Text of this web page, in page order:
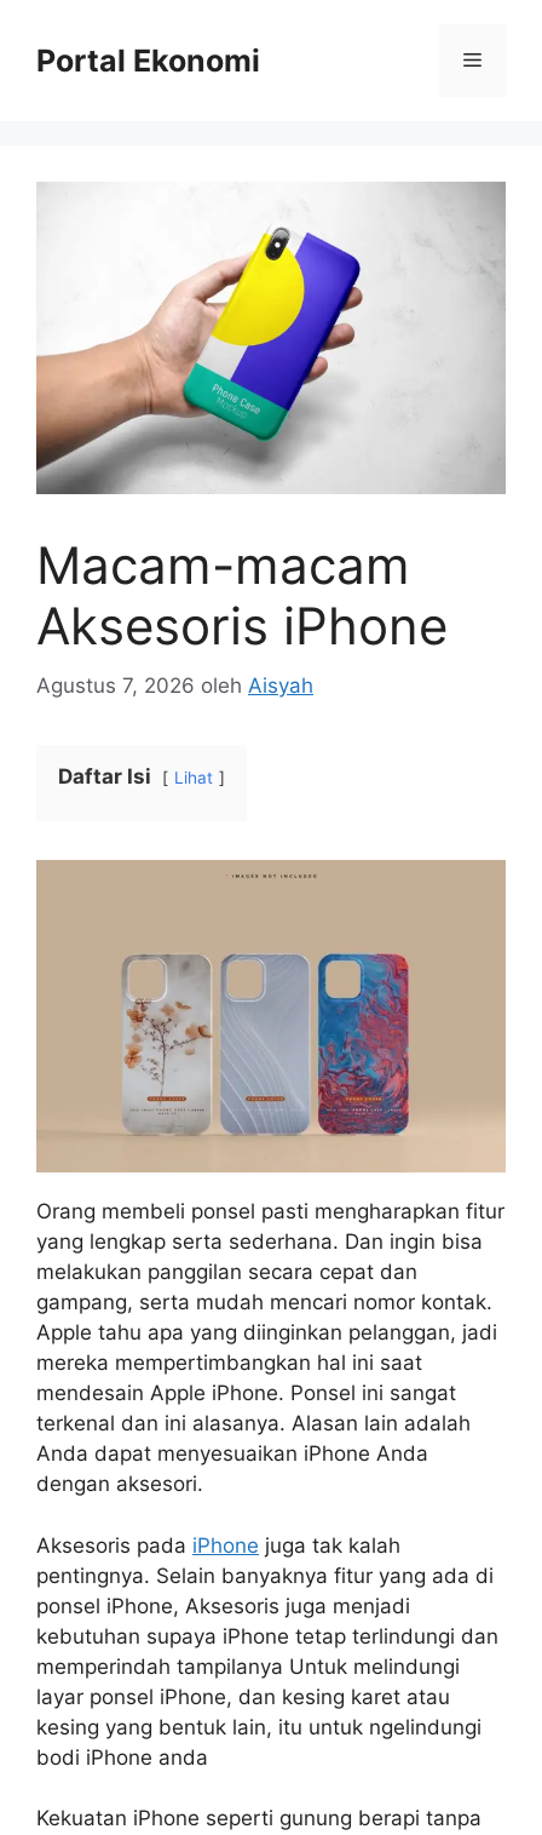
Portal Ekonomi Menu
Macam-macam
Aksesoris iPhone
Agustus 7, 2026 oleh Aisyah
Daftar Isi Lihat
Orang membeli ponsel pasti mengharapkan fitur
yang lengkap serta sederhana. Dan ingin bisa
melakukan panggilan secara cepat dan
gampang, serta mudah mencari nomor kontak.
Apple tahu apa yang diinginkan pelanggan, jadi
mereka mempertimbangkan hal ini saat
mendesain Apple iPhone. Ponsel ini sangat
terkenal dan ini alasanya. Alasan lain adalah
Anda dapat menyesuaikan iPhone Anda
dengan aksesori.
Aksesoris pada iPhone juga tak kalah
pentingnya. Selain banyaknya fitur yang ada di
ponsel iPhone, Aksesoris juga menjadi
kebutuhan supaya iPhone tetap terlindungi dan
memperindah tampilanya Untuk melindungi
layar ponsel iPhone, dan kesing karet atau
kesing yang bentuk lain, itu untuk ngelindungi
bodi iPhone anda
Kekuatan iPhone seperti gunung berapi tanpa